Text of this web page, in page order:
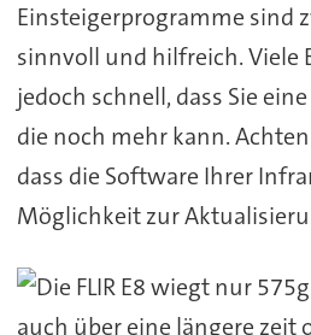
Einsteigerprogramme sind
sinnvoll und hilfreich. Viele
jedoch schnell, dass Sie
die noch mehr kann.
dass die Software Ihrer
Möglichkeit zur